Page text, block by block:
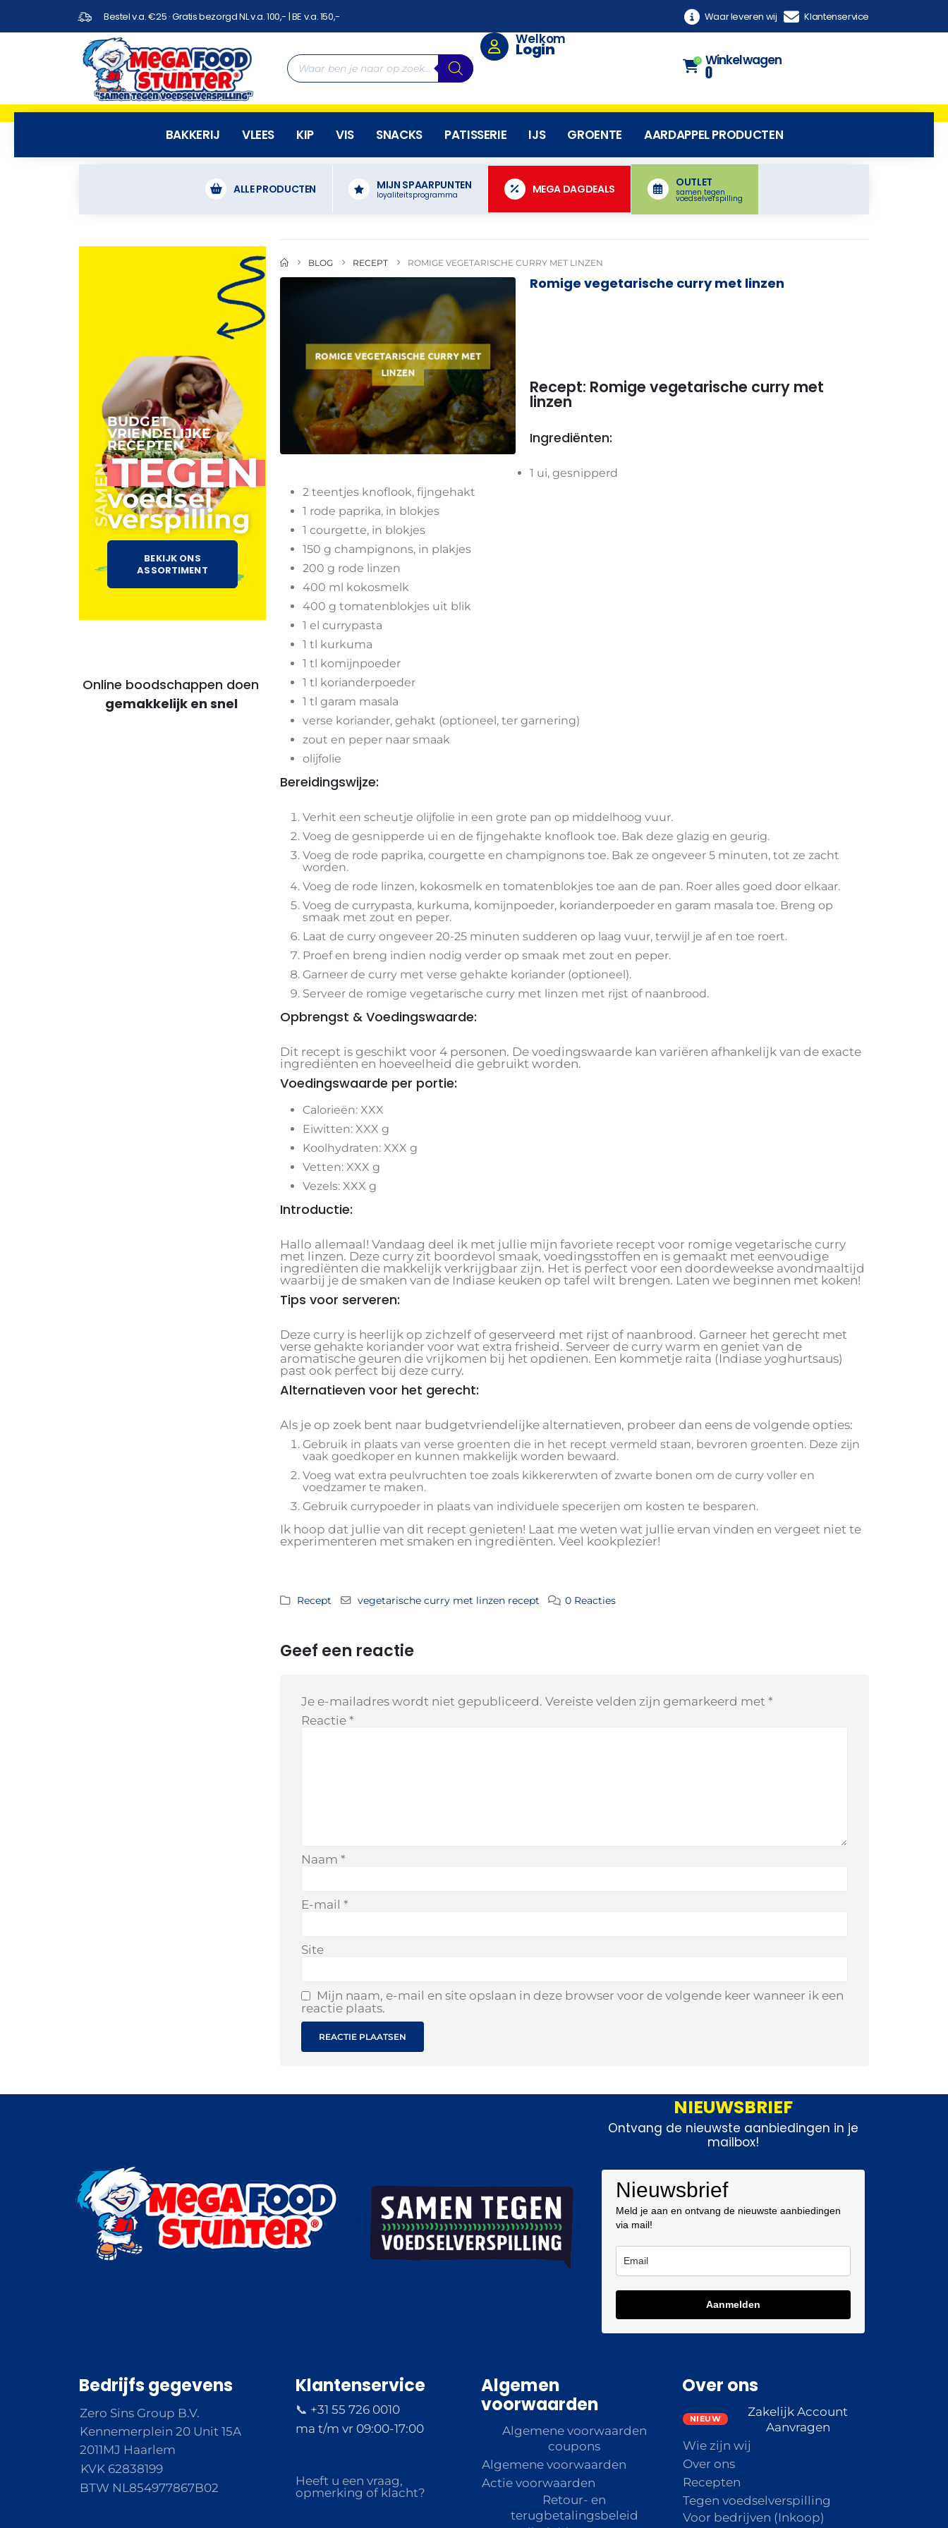
Bestel v.a. €25 · Gratis bezorgd NL v.a. 100,- | BE v.a. 150,- Waar leveren wij Klantenservice
Welkom
Login
0 Winkelwagen
0
BAKKERIJ VLEES KIP VIS SNACKS PATISSERIE IJS GROENTE AARDAPPEL PRODUCTEN
ALLE PRODUCTEN MIJN SPAARPUNTEN
loyaliteitsprogramma MEGA DAGDEALS
OUTLET
samen tegen
voedselverspilling
BLOG RECEPT ROMIGE VEGETARISCHE CURRY MET LINZEN
Romige vegetarische curry met linzen
Recept: Romige vegetarische curry met
linzen
Ingrediënten:
1 ui, gesnipperd
2 teentjes knoflook, fijngehakt
1 rode paprika, in blokjes
1 courgette, in blokjes
150 g champignons, in plakjes
200 g rode linzen
400 ml kokosmelk
400 g tomatenblokjes uit blik
1 el currypasta
1 tl kurkuma
1 tl komijnpoeder
1 tl korianderpoeder
1 tl garam masala
verse koriander, gehakt (optioneel, ter garnering)
zout en peper naar smaak
olijfolie
Bereidingswijze:
Verhit een scheutje olijfolie in een grote pan op middelhoog vuur.
Voeg de gesnipperde ui en de fijngehakte knoflook toe. Bak deze glazig en geurig.
Voeg de rode paprika, courgette en champignons toe. Bak ze ongeveer 5 minuten, tot ze zacht
worden.
Voeg de rode linzen, kokosmelk en tomatenblokjes toe aan de pan. Roer alles goed door elkaar.
Voeg de currypasta, kurkuma, komijnpoeder, korianderpoeder en garam masala toe. Breng op
smaak met zout en peper.
Laat de curry ongeveer 20-25 minuten sudderen op laag vuur, terwijl je af en toe roert.
Proef en breng indien nodig verder op smaak met zout en peper.
Garneer de curry met verse gehakte koriander (optioneel).
Serveer de romige vegetarische curry met linzen met rijst of naanbrood.
Opbrengst & Voedingswaarde:
Dit recept is geschikt voor 4 personen. De voedingswaarde kan variëren afhankelijk van de exacte
ingrediënten en hoeveelheid die gebruikt worden.
Voedingswaarde per portie:
Calorieën: XXX
Eiwitten: XXX g
Koolhydraten: XXX g
Vetten: XXX g
Vezels: XXX g
Introductie:
Hallo allemaal! Vandaag deel ik met jullie mijn favoriete recept voor romige vegetarische curry
met linzen. Deze curry zit boordevol smaak, voedingsstoffen en is gemaakt met eenvoudige
ingrediënten die makkelijk verkrijgbaar zijn. Het is perfect voor een doordeweekse avondmaaltijd
waarbij je de smaken van de Indiase keuken op tafel wilt brengen. Laten we beginnen met koken!
Tips voor serveren:
Deze curry is heerlijk op zichzelf of geserveerd met rijst of naanbrood. Garneer het gerecht met
verse gehakte koriander voor wat extra frisheid. Serveer de curry warm en geniet van de
aromatische geuren die vrijkomen bij het opdienen. Een kommetje raita (Indiase yoghurtsaus)
past ook perfect bij deze curry.
Alternatieven voor het gerecht:
Als je op zoek bent naar budgetvriendelijke alternatieven, probeer dan eens de volgende opties:
Gebruik in plaats van verse groenten die in het recept vermeld staan, bevroren groenten. Deze zijn
vaak goedkoper en kunnen makkelijk worden bewaard.
Voeg wat extra peulvruchten toe zoals kikkererwten of zwarte bonen om de curry voller en
voedzamer te maken.
Gebruik currypoeder in plaats van individuele specerijen om kosten te besparen.
Ik hoop dat jullie van dit recept genieten! Laat me weten wat jullie ervan vinden en vergeet niet te
experimenteren met smaken en ingrediënten. Veel kookplezier!
Recept vegetarische curry met linzen recept 0 Reacties
Geef een reactie
Je e-mailadres wordt niet gepubliceerd. Vereiste velden zijn gemarkeerd met *
Reactie *
Naam *
E-mail *
Site
Mijn naam, e-mail en site opslaan in deze browser voor de volgende keer wanneer ik een
reactie plaats.
BUDGET
VRIENDELIJKE
RECEPTEN
SAMENTEGEN
voedsel
verspilling
BEKIJK ONS
ASSORTIMENT
Online boodschappen doen
voor voordelige maaltijden
NIEUWSBRIEF
Ontvang de nieuwste aanbiedingen in je
mailbox!
Nieuwsbrief
Meld je aan en ontvang de nieuwste aanbiedingen
via mail!
Aanmelden
Bedrijfs gegevens
Zero Sins Group B.V.
Kennemerplein 20 Unit 15A
2011MJ Haarlem
KVK 62838199
BTW NL854977867B02
Klantenservice
📞 +31 55 726 0010
ma t/m vr 09:00-17:00
Heeft u een vraag,
opmerking of klacht?
Algemen
voorwaarden
Algemene voorwaarden
coupons
Algemene voorwaarden
Actie voorwaarden
Retour- en
terugbetalingsbeleid
Over ons
Zakelijk Account
Aanvragen
Wie zijn wij
Over ons
Recepten
Tegen voedselverspilling
Voor bedrijven (Inkoop)